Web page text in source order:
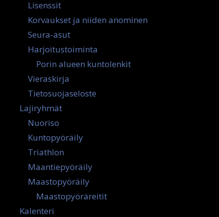
Lisenssit
Korvaukset ja niiden anominen
Seura-asut
Harjoitustoiminta
Porin alueen kuntolenkit
Vieraskirja
Tietosuojaseloste
Lajiryhmät
Nuoriso
Kuntopyöräily
Triathlon
Maantiepyöräily
Maastopyöräily
Maastopyöräreitit
Kalenteri